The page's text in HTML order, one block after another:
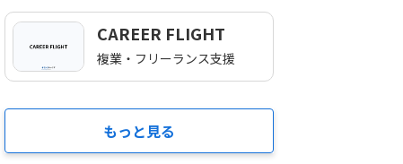
CAREER FLIGHT
複業・フリーランス支援
もっと見る